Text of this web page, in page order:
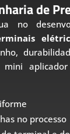
de
no
mini
no processo